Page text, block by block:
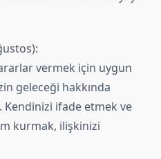
vermek için uygun
geleceği hakkında
ifade etmek ve
kurmak, ilişkinizi